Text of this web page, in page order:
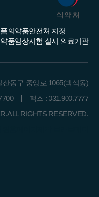
의약품안전처 지정
품임상시험 실시 의료기관
동구 중앙로 1065(백석동)
팩스 : 031.900.7777
RIGHTS RESERVED.